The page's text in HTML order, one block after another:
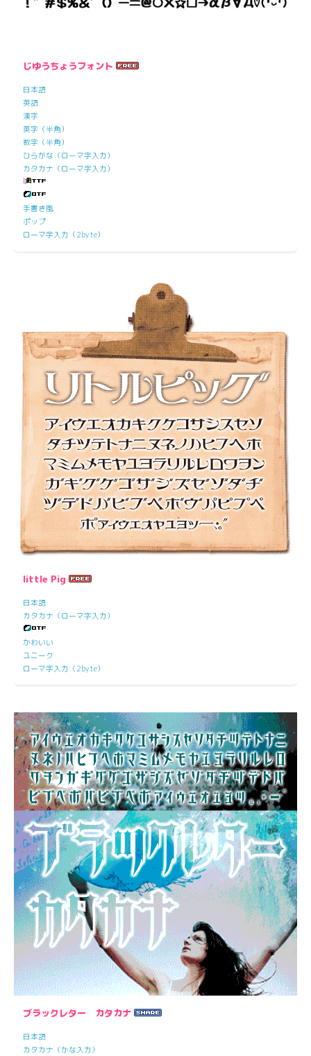
じゆうちょうフォント
日本語
英語
漢字
英字（半角）
数字（半角）
ひらがな（ローマ字入力）
カタカナ（ローマ字入力）
手書き風
ポップ
ローマ字入力（2byte）
little Pig
日本語
カタカナ（ローマ字入力）
かわいい
ユニーク
ローマ字入力（2byte）
ブラックレター カタカナ
日本語
カタカナ（かな入力）